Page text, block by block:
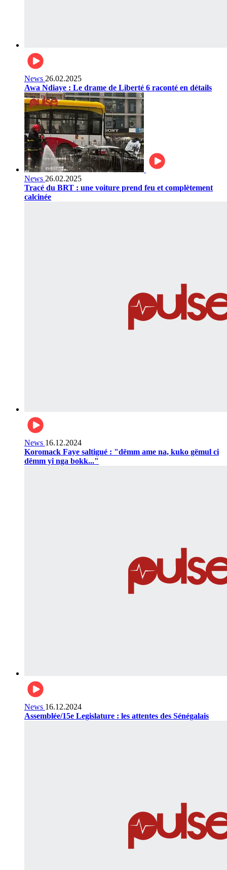
News 26.02.2025
Awa Ndiaye : Le drame de Liberté 6 raconté en détails
News 26.02.2025
Tracé du BRT : une voiture prend feu et complètement
calcinée
News 16.12.2024
Koromack Faye saltigué : "dëmm ame na, kuko gëmul ci
dëmm yi nga bokk..."
News 16.12.2024
Assemblée/15e Legislature : les attentes des Sénégalais